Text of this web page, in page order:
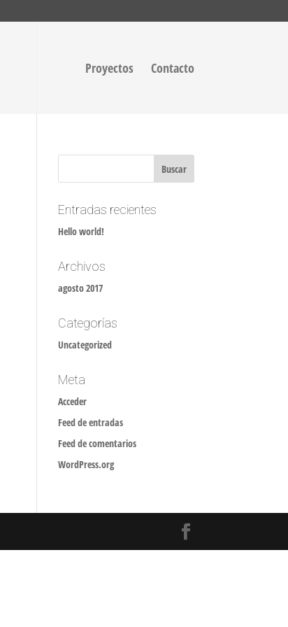
Proyectos Contacto
Entradas recientes
Hello world!
Archivos
agosto 2017
Categorías
Uncategorized
Meta
Acceder
Feed de entradas
Feed de comentarios
WordPress.org